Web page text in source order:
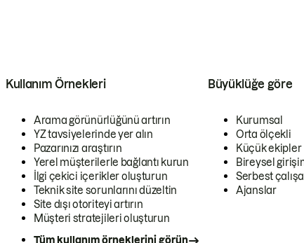
Kullanım Örnekleri
Arama görünürlüğünü artırın
YZ tavsiyelerinde yer alın
Pazarınızı araştırın
Yerel müşterilerle bağlantı kurun
İlgi çekici içerikler oluşturun
Teknik site sorunlarını düzeltin
Site dışı otoriteyi artırın
Müşteri stratejileri oluşturun
Tüm kullanım örneklerini görün
Büyüklüğe göre
Kurumsal
Orta ölçekli
Küçük ekipler
Bireysel
Serbest
Ajanslar